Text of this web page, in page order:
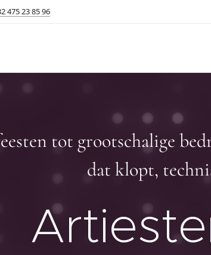
475 23 85 96
tot grootschalige
dat klopt,